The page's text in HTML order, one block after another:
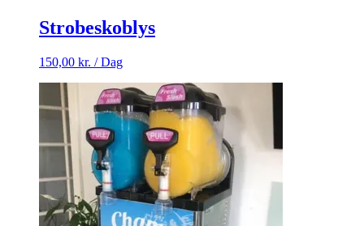
Strobeskoblys
150,00 kr. / Dag